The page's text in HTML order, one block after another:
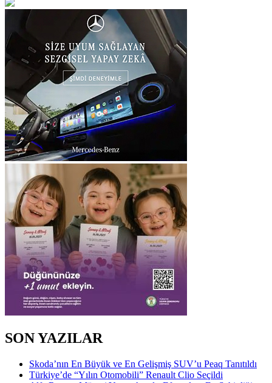
SON YAZILAR
Skoda’nın En Büyük ve En Gelişmiş SUV’u Peaq Tanıtıldı
Türkiye’de “Yılın Otomobili” Renault Clio Seçildi